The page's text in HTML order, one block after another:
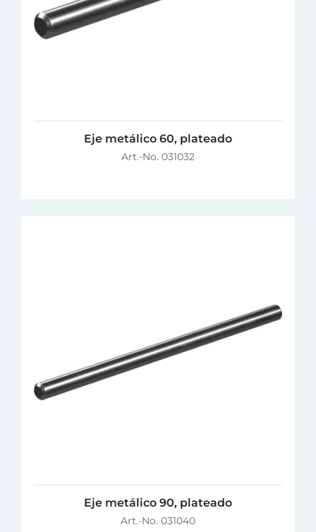
Eje metálico 60, plateado
Art.-No. 031032
Eje metálico 90, plateado
Art.-No. 031040